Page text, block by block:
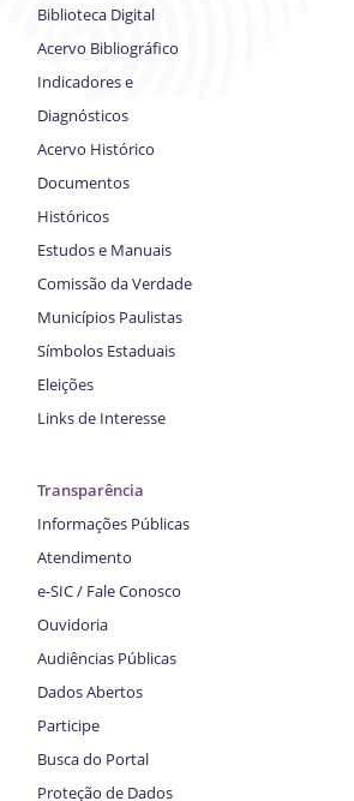
Biblioteca Digital
Acervo Bibliográfico
Indicadores e
Diagnósticos
Acervo Histórico
Documentos
Históricos
Estudos e Manuais
Comissão da Verdade
Municípios Paulistas
Símbolos Estaduais
Eleições
Links de Interesse
Transparência
Informações Públicas
Atendimento
e-SIC / Fale Conosco
Ouvidoria
Audiências Públicas
Dados Abertos
Participe
Busca do Portal
Proteção de Dados